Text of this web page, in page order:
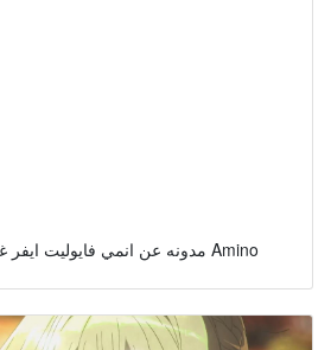
مدونه عن انمي فايوليت ايفر غاردين نخبة الأوتاكو Amino